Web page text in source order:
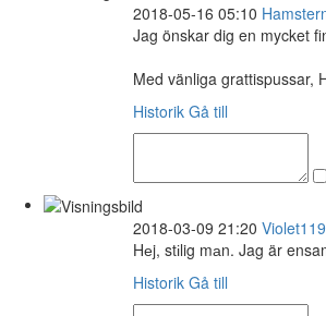
2018-05-16 05:10
Jag önskar dig en mycket
Med vänliga grattispussar,
Historik Gå till
2018-03-09 21:20 Violet119
Hеj, stіlig mаn. Jag är
Historik Gå till